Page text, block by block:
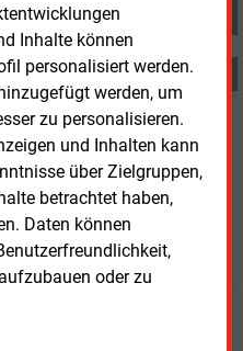
Inhalte können
personalisiert werden.
werden, um
zu personalisieren.
und Inhalten kann
über Zielgruppen,
betrachtet haben,
Daten können
oder zu
THEMA
Donnerstag, 13.10.2022, 11:47
CO2-Preis für Abfallverbrennung
für
die Absicht, auch die
einzubeziehen.